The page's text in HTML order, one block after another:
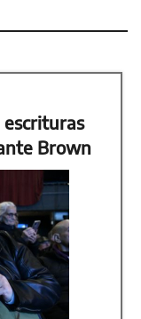
escrituras
Brown